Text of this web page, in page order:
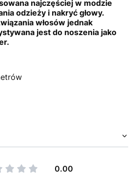
najczęściej w modzie
odzieży i nakryć głowy.
włosów jednak
jest do noszenia jako
0.00